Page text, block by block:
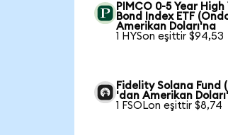
PIMCO 0-5 Year
Bond Index ETF
Amerikan Doları'na
1 HYSon eşittir $94,53
Fidelity Solana Fund
'dan Amerikan
1 FSOLon eşittir $8,74